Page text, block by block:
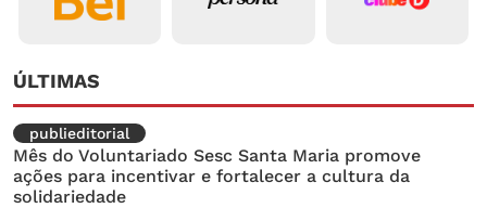
ÚLTIMAS
publieditorial
Mês do Voluntariado Sesc Santa Maria promove
ações para incentivar e fortalecer a cultura da
solidariedade